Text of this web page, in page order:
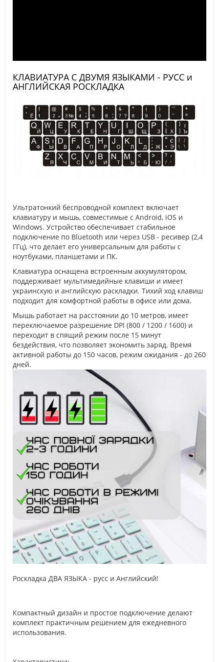
КЛАВИАТУРА С ДВУМЯ ЯЗЫКАМИ - РУСС и
АНГЛИЙСКАЯ РОСКЛАДКА
Ультратонкий беспроводной комплект включает
клавиатуру и мышь, совместимые с Android, iOS и
Windows. Устройство обеспечивает стабильное
подключение по Bluetooth или через USB - ресивер (2,4
ГГц), что делает его универсальным для работы с
ноутбуками, планшетами и ПК.
Клавиатура оснащена встроенным аккумулятором,
поддерживает мультимедийные клавиши и имеет
украинскую и английскую раскладки. Тихий ход клавиш
подходит для комфортной работы в офисе или дома.
Мышь работает на расстоянии до 10 метров, имеет
переключаемое разрешение DPI (800 / 1200 / 1600) и
переходит в спящий режим после 15 минут
бездействия, что позволяет экономить заряд. Время
активной работы до 150 часов, режим ожидания - до 260
дней.
Роскладка ДВА ЯЗЫКА - русс и Английский!
Компактный дизайн и простое подключение делают
комплект практичным решением для ежедневного
использования.